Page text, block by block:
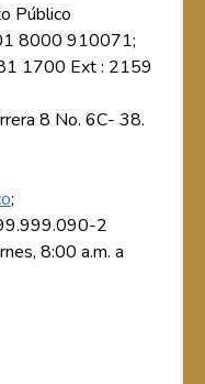
Público
8000 910071;
1700 Ext : 2159
8 No. 6C- 38.
;
2
8:00 a.m. a